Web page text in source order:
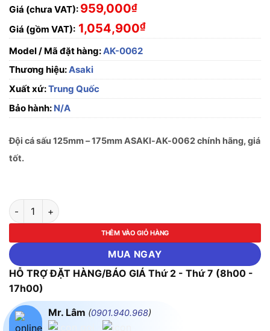
Giá (chưa VAT): 959,000₫
Giá (gồm VAT): 1,054,900₫
Model / Mã đặt hàng:AK-0062
Thương hiệu:Asaki
Xuất xứ:Trung Quốc
Bảo hành: N/A
Đội cá sấu 125mm – 175mm ASAKI-AK-0062 chính hãng, giá
tốt.
Đội cá sấu 125mm - 175mm ASAKI-AK-0062 số lượng
THÊM VÀO GIỎ HÀNG
MUA NGAY
HỖ TRỢ ĐẶT HÀNG/BÁO GIÁ Thứ 2 - Thứ 7 (8h00 -
17h00)
Mr. Lâm (0901.940.968)